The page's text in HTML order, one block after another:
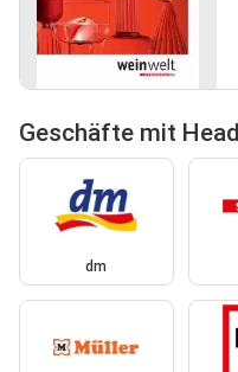
Geschäfte mit
dm